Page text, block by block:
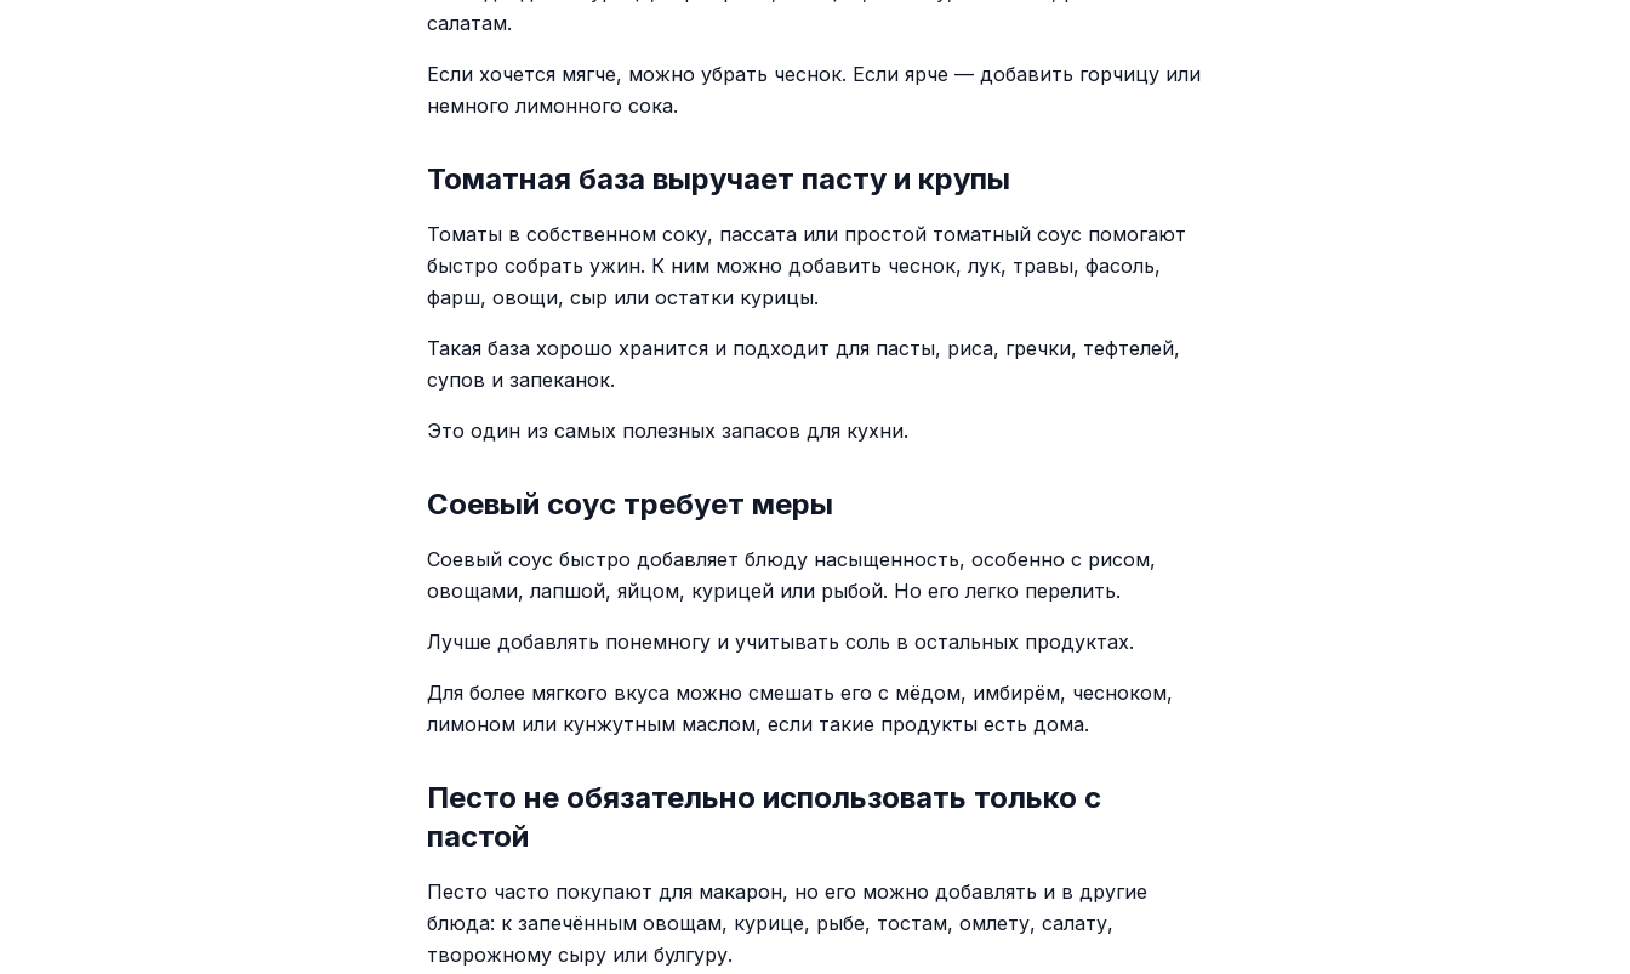
салатам.
Если хочется мягче, можно убрать чеснок. Если ярче — добавить горчицу или
немного лимонного сока.
Томатная база выручает пасту и крупы
Томаты в собственном соку, пассата или простой томатный соус помогают
быстро собрать ужин. К ним можно добавить чеснок, лук, травы, фасоль,
фарш, овощи, сыр или остатки курицы.
Такая база хорошо хранится и подходит для пасты, риса, гречки, тефтелей,
супов и запеканок.
Это один из самых полезных запасов для кухни.
Соевый соус требует меры
Соевый соус быстро добавляет блюду насыщенность, особенно с рисом,
овощами, лапшой, яйцом, курицей или рыбой. Но его легко перелить.
Лучше добавлять понемногу и учитывать соль в остальных продуктах.
Для более мягкого вкуса можно смешать его с мёдом, имбирём, чесноком,
лимоном или кунжутным маслом, если такие продукты есть дома.
Песто не обязательно использовать только с
пастой
Песто часто покупают для макарон, но его можно добавлять и в другие
блюда: к запечённым овощам, курице, рыбе, тостам, омлету, салату,
творожному сыру или булгуру.